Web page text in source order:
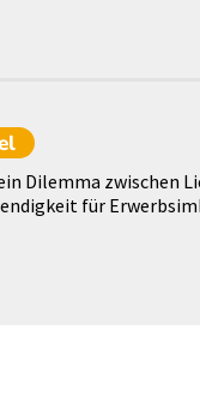
Dilemma zwischen
für